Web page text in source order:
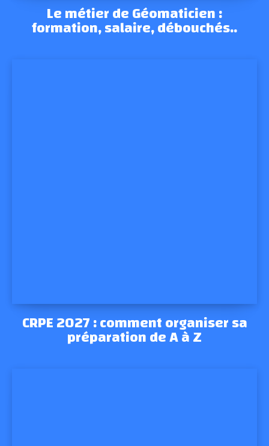
Le métier de Géomaticien :
formation, salaire, débouchés..
CRPE 2027 : comment organiser sa
préparation de A à Z